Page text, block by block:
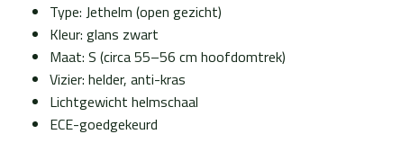
Type: Jethelm (open gezicht)
Kleur: glans zwart
Maat: S (circa 55–56 cm hoofdomtrek)
Vizier: helder, anti-kras
Lichtgewicht helmschaal
ECE-goedgekeurd